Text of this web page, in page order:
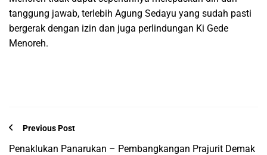
tanggung jawab, terlebih Agung Sedayu yang sudah pasti
bergerak dengan izin dan juga perlindungan Ki Gede
Menoreh.
Previous Post
Penaklukan Panarukan – Pembangkangan Prajurit Demak